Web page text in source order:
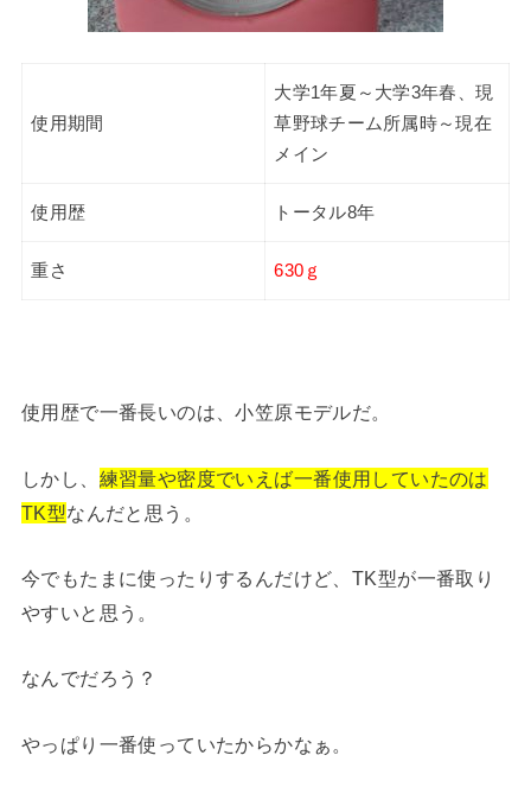
使用期間
大学1年夏～大学3年春、現
草野球チーム所属時～現在
メイン
使用歴 トータル8年
重さ 630ｇ
使用歴で一番長いのは、小笠原モデルだ。
しかし、 練習量や密度でいえば一番使用していたのは
TK型なんだと思う。
今でもたまに使ったりするんだけど、TK型が一番取り
やすいと思う。
なんでだろう？
やっぱり一番使っていたからかなぁ。